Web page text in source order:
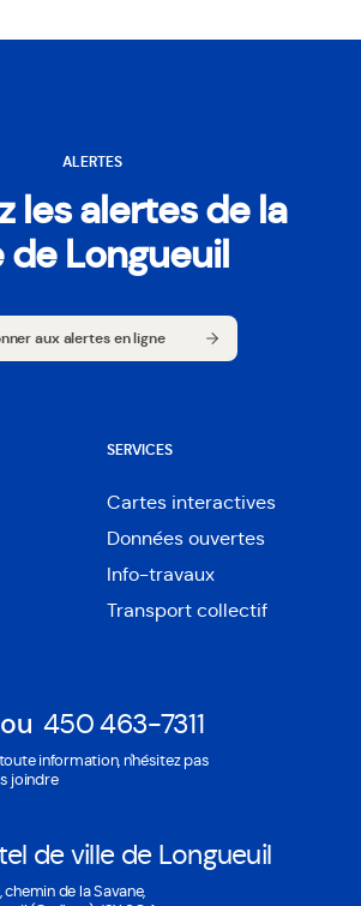
ALERTES
les alertes de la
de Longueuil
aux alertes en ligne
SERVICES
Cartes interactives
Ouvre
dans
une
nouvelle
Données ouvertes
Ouvre
dans
une
Info-travaux
Transport collectif
450 463-7311
Ouvre
dans
fenêtre
information, n'hésitez pas
joindre
de ville de Longueuil
Ouvre
dans
de la Savane,